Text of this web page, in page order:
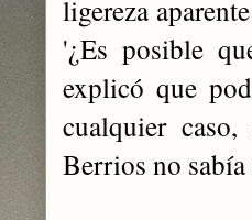
ligereza
'¿Es posible
explicó que
cualquier
Berrios no sabía